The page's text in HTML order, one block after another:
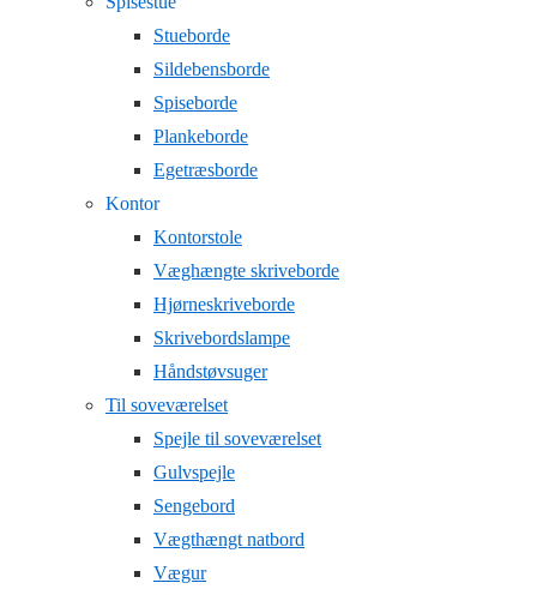
Stueborde
Sildebensborde
Spiseborde
Plankeborde
Egetræsborde
Kontor
Kontorstole
Væghængte skriveborde
Hjørneskriveborde
Skrivebordslampe
Håndstøvsuger
Til soveværelset
Spejle til soveværelset
Gulvspejle
Sengebord
Vægthængt natbord
Vægur